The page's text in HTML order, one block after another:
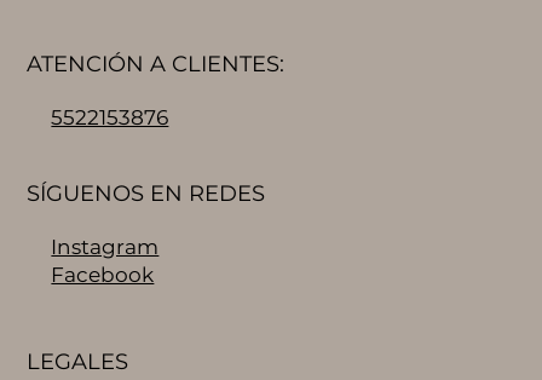
ATENCIÓN A CLIENTES:
5522153876
SÍGUENOS EN REDES
Instagram
Facebook
LEGALES